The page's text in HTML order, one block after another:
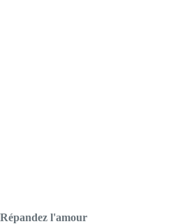
Répandez l'amour